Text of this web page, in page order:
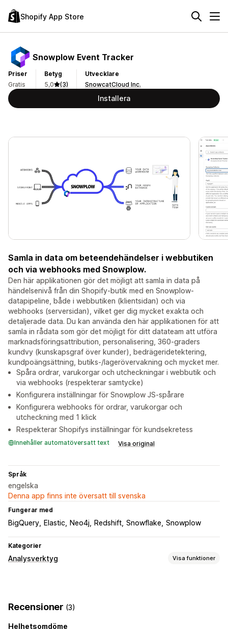
Shopify App Store
Snowplow Event Tracker
Priser
Gratis
Betyg
5,0
(3)
Utvecklare
SnowcatCloud Inc.
Installera
Samla in data om beteendehändelser i webbutiken
och via webhooks med Snowplow.
Den här applikationen gör det möjligt att samla in data på
händelsenivå från din Shopify-butik med en Snowplow-
datapipeline, både i webbutiken (klientsidan) och via
webhooks (serversidan), vilket ger dig mycket exakta och
detaljerade data. Du kan använda den här applikationen för att
samla in rådata som gör det möjligt för ditt datateam att utföra
marknadsföringsattribution, personalisering, 360-graders
kundvy (kunskapsgraf över kunder), bedrägeridetektering,
kundpoängsättning, butiks-/lagerövervakning och mycket mer.
Spåra ordrar, varukorgar och utcheckningar i webbutik och
via webhooks (respekterar samtycke)
Konfigurera inställningar för Snowplow JS-spårare
Konfigurera webhooks för ordrar, varukorgar och
utcheckning med 1 klick
Respekterar Shopifys inställningar för kundsekretess
Innehåller automatöversatt text Visa original
Språk
engelska
Denna app finns inte översatt till svenska
Fungerar med
BigQuery Elastic Neo4j Redshift Snowflake Snowplow
Kategorier
Analysverktyg Visa funktioner
Filtrering av återuppspelning
Livstidsvärde (LTV)
Recensioner (3)
Helhetsomdöme